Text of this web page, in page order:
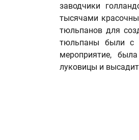
заводчики
тысячами
тюльпанов для
тюльпаны были с
мероприятие,
луковицы и